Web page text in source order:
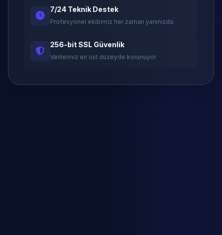
7/24 Teknik Destek
Profesyonel ekibimiz her zaman yanınızda
256-bit SSL Güvenlik
Verileriniz en üst düzeyde korunuyor